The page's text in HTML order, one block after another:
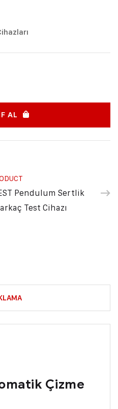
AL
Pendulum Sertlik
Test Cihazı
Çizme